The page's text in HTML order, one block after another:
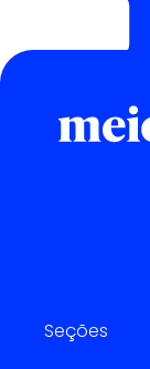
Seções